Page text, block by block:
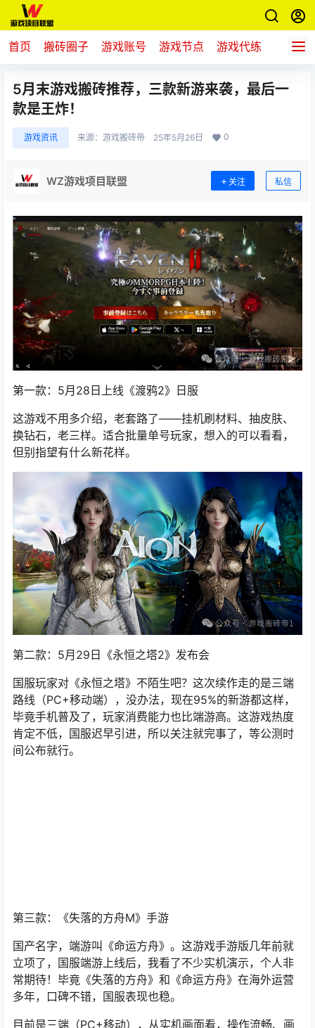
首页 搬砖圈子 游戏账号 游戏节点 游戏代练 新游推
5月末游戏搬砖推荐，三款新游来袭，最后一
款是王炸！
游戏资讯 来源： 游戏搬砖帝 25年5月26日 0
WZ游戏项目联盟 关注 私信
第一款：5月28日上线《渡鸦2》日服
这游戏不用多介绍，老套路了——挂机刷材料、抽皮肤、
换钻石，老三样。适合批量单号玩家，想入的可以看看，
但别指望有什么新花样。
第二款：5月29日《永恒之塔2》发布会
国服玩家对 《永恒之塔》 不陌生吧？这次续作走的是三端
路线（PC+移动端），没办法，现在95%的新游都这样，
毕竟手机普及了，玩家消费能力也比端游高。这游戏热度
肯定不低，国服迟早引进，所以关注就完事了，等公测时
间公布就行。
第三款：《失落的方舟M》手游
国产名字，端游叫《命运方舟》。这游戏手游版几年前就
立项了，国服端游上线后，我看了不少实机演示，个人非
常期待！毕竟《失落的方舟》和《命运方舟》在海外运营
多年，口碑不错，国服表现也稳。